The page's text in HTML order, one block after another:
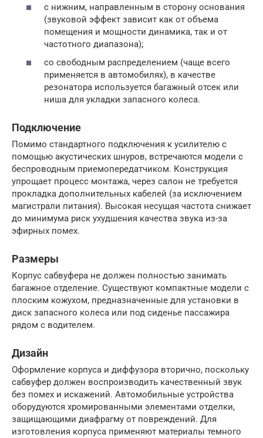
с нижним, направленным в сторону основания
(звуковой эффект зависит как от объема
помещения и мощности динамика, так и от
частотного диапазона);
со свободным распределением (чаще всего
применяется в автомобилях), в качестве
резонатора используется багажный отсек или
ниша для укладки запасного колеса.
Подключение
Помимо стандартного подключения к усилителю с
помощью акустических шнуров, встречаются модели с
беспроводным приемопередатчиком. Конструкция
упрощает процесс монтажа, через салон не требуется
прокладка дополнительных кабелей (за исключением
магистрали питания). Высокая несущая частота снижает
до минимума риск ухудшения качества звука из-за
эфирных помех.
Размеры
Корпус сабвуфера не должен полностью занимать
багажное отделение. Существуют компактные модели с
плоским кожухом, предназначенные для установки в
диск запасного колеса или под сиденье пассажира
рядом с водителем.
Дизайн
Оформление корпуса и диффузора вторично, поскольку
сабвуфер должен воспроизводить качественный звук
без помех и искажений. Автомобильные устройства
оборудуются хромированными элементами отделки,
защищающими диафрагму от повреждений. Для
изготовления корпуса применяют материалы темного